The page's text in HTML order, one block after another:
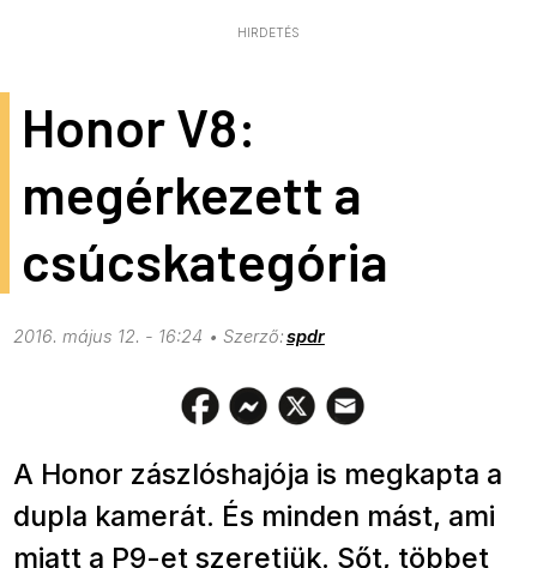
HIRDETÉS
Honor V8:
megérkezett a
csúcskategória
2016. május 12. - 16:24 spdr
A Honor zászlóshajója is megkapta a
dupla kamerát. És minden mást, ami
miatt a P9-et szeretjük. Sőt, többet